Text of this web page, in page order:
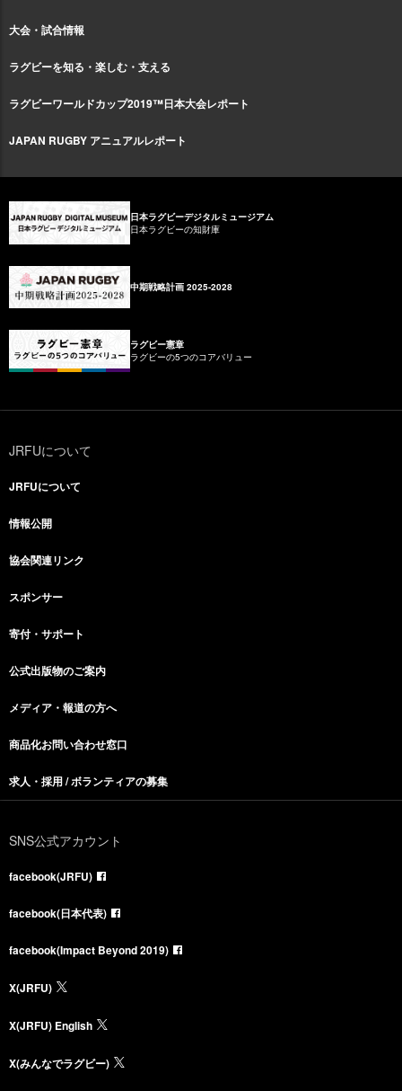
大会・試合情報
ラグビーを知る・楽しむ・支える
ラグビーワールドカップ2019™日本大会レポート
JAPAN RUGBY アニュアルレポート
日本ラグビーデジタルミュージアム
日本ラグビーの知財庫
中期戦略計画 2025-2028
ラグビー憲章
ラグビーの5つのコアバリュー
JRFUについて
JRFUについて
情報公開
協会関連リンク
スポンサー
寄付・サポート
公式出版物のご案内
メディア・報道の方へ
商品化お問い合わせ窓口
求人・採用 / ボランティアの募集
SNS公式アカウント
facebook(JRFU)
facebook(日本代表)
facebook(Impact Beyond 2019)
X(JRFU)
X(JRFU) English
X(みんなでラグビー)